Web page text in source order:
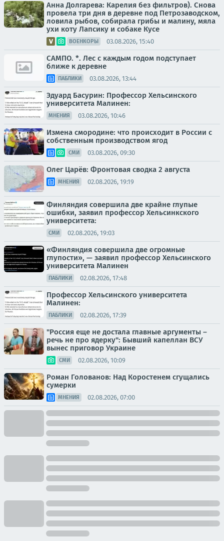
Анна Долгарева: Карелия без фильтров). Снова
провела три дня в деревне под Петрозаводском,
ловила рыбов, собирала грибы и малину, мяла
ухи коту Лапсику и собаке Кусе
ВОЕНКОРЫ 03.08.2026, 15:40
САМПО. *. Лес с каждым годом подступает
ближе к деревне
ПАБЛИКИ 03.08.2026, 13:44
Эдуард Басурин: Профессор Хельсинского
университета Малинен:
МНЕНИЯ 03.08.2026, 10:46
Измена смородине: что происходит в России с
собственным производством ягод
СМИ 03.08.2026, 09:30
Олег Царёв: Фронтовая сводка 2 августа
МНЕНИЯ 02.08.2026, 19:19
Финляндия совершила две крайне глупые
ошибки, заявил профессор Хельсинкского
университета:
СМИ 02.08.2026, 19:03
«Финляндия совершила две огромные
глупости», — заявил профессор Хельсинского
университета Малинен
ПАБЛИКИ 02.08.2026, 17:48
Профессор Хельсинского университета
Малинен:
ПАБЛИКИ 02.08.2026, 17:39
"Россия еще не достала главные аргументы –
речь не про ядерку": Бывший капеллан ВСУ
вынес приговор Украине
СМИ 02.08.2026, 10:09
Роман Голованов: Над Коростенем сгущались
сумерки
МНЕНИЯ 02.08.2026, 07:00